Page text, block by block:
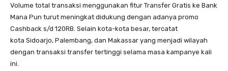
Volume total transaksi menggunakan fitur Transfer Gratis ke Bank
Mana Pun turut meningkat didukung dengan adanya promo
Cashback s/d 120RB. Selain kota-kota besar, tercatat
kota Sidoarjo, Palembang, dan Makassar yang menjadi wilayah
dengan transaksi transfer tertinggi selama masa kampanye kali
ini.